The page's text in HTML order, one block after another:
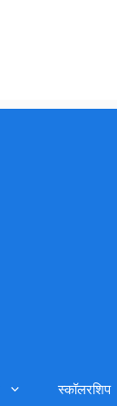
स्कॉलरशिप